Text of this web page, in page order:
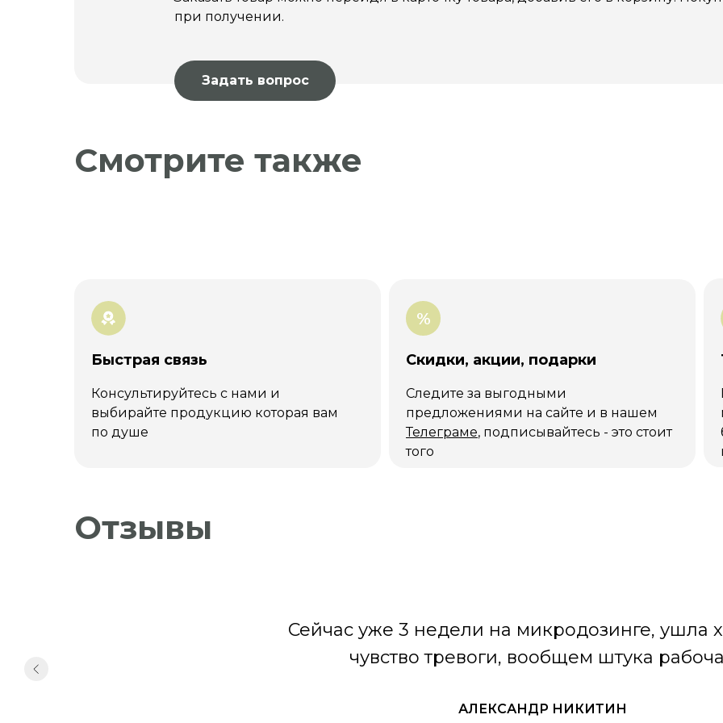
при получении.
Задать вопрос
Смотрите также
Быстрая связь
Консультируйтесь с нами и
выбирайте продукцию которая вам
по душе
Скидки, акции, подарки
Следите за выгодными
предложениями на сайте и в нашем
Телеграме, подписывайтесь - это стоит
того
%
Отзывы
Сейчас уже 3 недели на микродозинге, ушла
чувство тревоги, вообщем штука
АЛЕКСАНДР НИКИТИН